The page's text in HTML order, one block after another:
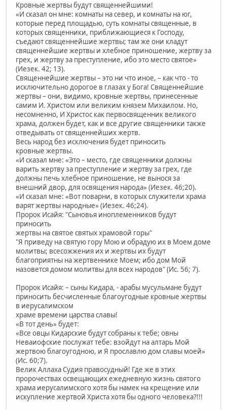
Кровные жертвы будут священнейшими!
«И сказал он мне: комнаты на север, и комнаты на юг,
которые перед площадью, суть комнаты священные, в
которых священники, приближающиеся к Господу,
съедают священнейшие жертвы; там же они кладут
священнейшие жертвы и хлебное приношение, жертву за
грех, и жертву за преступление, ибо это место святое»
(Иезек. 42; 13).
Священнейшие жертвы – это ни что иное, – как что - то
исключительно дорогое в глазах у Бога! Священнейшие
жертвы – они, видимо, кровные жертвы, принесенные
самим И. Христом или великим князем Михаилом. Но,
несомненно, И Христос как первосвященник великого
храма, должен будет, как и все другие священники также
отведывать от священнейших жертв.
Весь народ без исключения будет приносить
кровные жертвы.
«И сказал мне: «Это – место, где священники должны
варить жертву за преступление и жертву за грех, где
должны печь хлебное приношение, не вынося за
внешний двор, для освящения народа» (Иезек. 46;20).
«И сказал мне: «Вот поварни, в которых служители храма
варят жертвы народные» (Иезек. 46;24).
Пророк Исайя: "Сыновья иноплеменников будут
приносить
жертвы на святое святых храмовой горы"
"Я приведу на святую гору Мою и обрадую их в Моем доме
молитвы; всесожжения их и жертвы их будут
благоприятны на жертвеннике Моем; ибо дом Мой
назовется домом молитвы для всех народов" (Ис. 56; 7).
Пророк Исайя: – сыны Кидара, - арабы мусульмане будут
приносить бесчисленные благоугодные кровные жертвы
в иерусалимском
храме времени царства славы!
«В тот день» будет:
«Все овцы Кидарские будут собраны к тебе; овны
Неваиофские послужат тебе: взойдут на алтарь Мой
жертвою благоугодною, и Я прославлю дом славы моей»
(Ис. 60;7).
Велик Аллаха Судия правосудный! Где же в этих
пророчествах освещающих ежедневную жизнь святого
храма иерусалимского хотя бы намек на крещение или
искупление жертвой Христа хотя бы одного человека?!!!